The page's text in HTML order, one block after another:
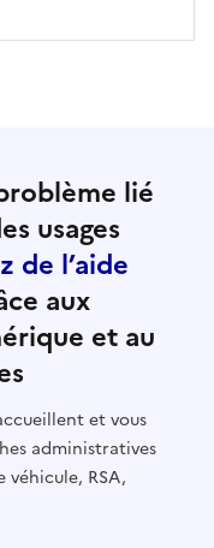
lié
usages
de l’aide
aux
et au
et vous
administratives
RSA,